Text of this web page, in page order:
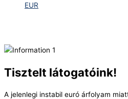
EUR
Tisztelt látogatóink!
A jelenlegi instabil euró árfolyam